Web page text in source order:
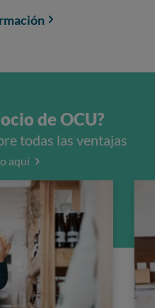
de OCU?
todas las ventajas
aquí